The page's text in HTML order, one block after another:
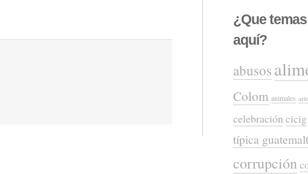
¿Que
aquí?
abusos
Colom animales arte
celebración cicig
típica
corrupción